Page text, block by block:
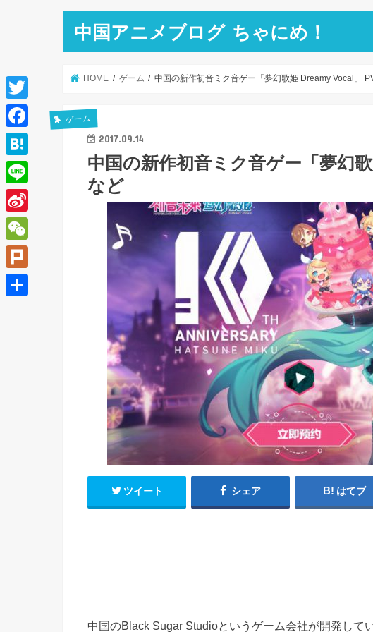
中国アニメブログ ちゃにめ！
HOME ゲーム 中国の新作初音ミク音ゲー「夢幻歌姫 Dreamy Vocal」
ゲーム
2017.09.14
中国の新作初音ミク音ゲー「夢幻
など
ツイート シェア はてブ
中国のBlack Sugar Studioというゲーム会社が開発して
T
w
i
t
e
r
F
a
c
e
b
o
o
k
H
a
t
e
a
L
i
n
e
S
i
n
a
W
e
C
P